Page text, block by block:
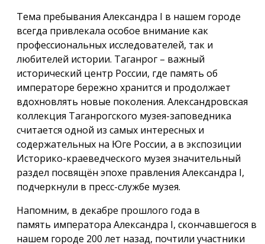
Тема пребывания Александра I в нашем городе
всегда привлекала особое внимание как
профессиональных исследователей, так и
любителей истории. Таганрог – важный
исторический центр России, где память об
императоре бережно хранится и продолжает
вдохновлять новые поколения. Александровская
коллекция Таганрогского музея-заповедника
считается одной из самых интересных и
содержательных на Юге России, а в экспозиции
Историко-краеведческого музея значительный
раздел посвящён эпохе правления Александра I,
подчеркнули в пресс-службе музея.
Напомним, в декабре прошлого года в
память императора Александра I, скончавшегося в
нашем городе 200 лет назад, почтили участники